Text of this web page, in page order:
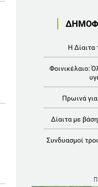
Η
Φοινικέλαιο:
Πρωινά
Δίαιτα με
Συνδυασμοί